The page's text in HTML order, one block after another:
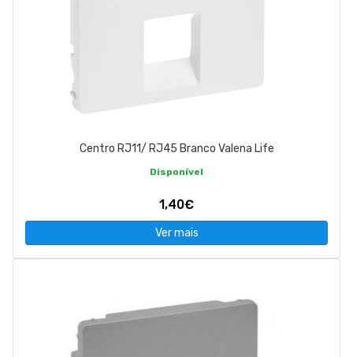
Centro RJ11/ RJ45 Branco Valena Life
Disponível
1,40€
Ver mais